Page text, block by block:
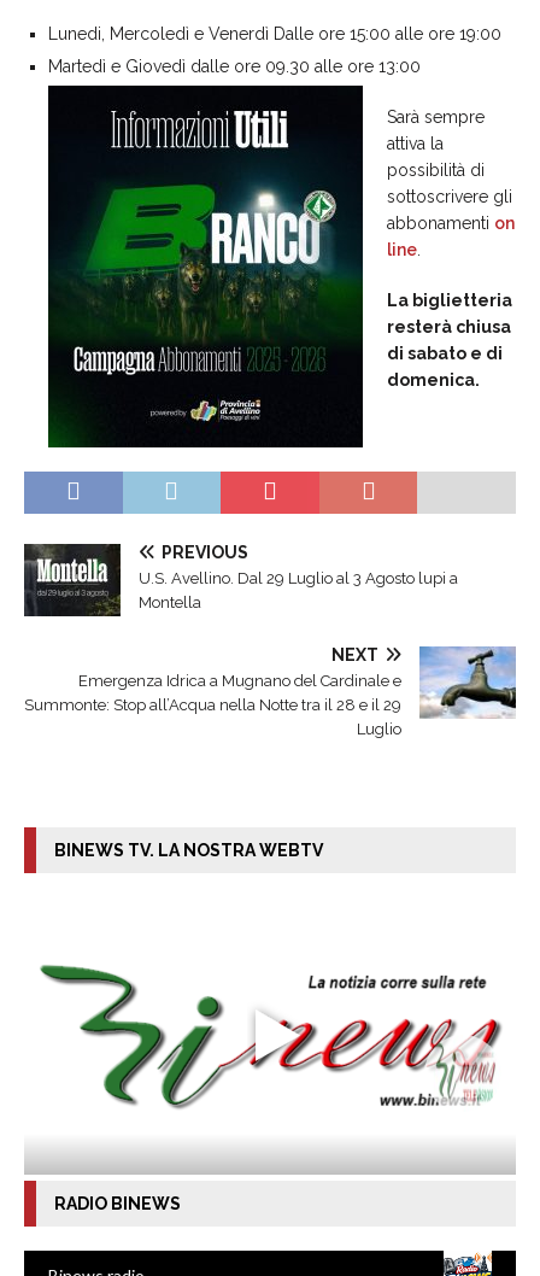
Lunedi, Mercoledì e Venerdì Dalle ore 15:00 alle ore 19:00
Martedì e Giovedì dalle ore 09.30 alle ore 13:00
Sarà sempre
attiva la
possibilità di
sottoscrivere gli
abbonamenti on
line
La biglietteria
resterà chiusa
di sabato e di
domenica.
PREVIOUS
U.S. Avellino. Dal 29 Luglio al 3 Agosto lupi a
Montella
NEXT
Emergenza Idrica a Mugnano del Cardinale e
Summonte: Stop all’Acqua nella Notte tra il 28 e il 29
Luglio
BINEWS TV. LA NOSTRA WEBTV
RADIO BINEWS